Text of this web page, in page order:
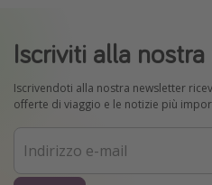
Iscriviti alla
Iscrivendoti alla nostra newsletter
offerte di viaggio e le notizie più